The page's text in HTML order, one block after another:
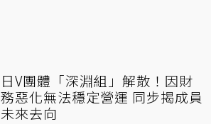
日V團體「深淵組」解散！因財
務惡化無法穩定營運 同步揭成員
未來去向